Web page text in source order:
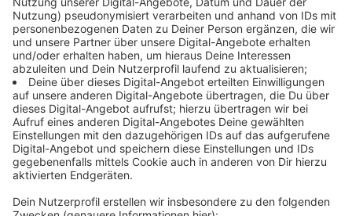
Das direkte Miteinander sollte auf dem Pausenhof im
Vordergrund stehen, nicht die Kommunikation per
Handy. So sieht das die GEW im Kreis Viersen. Im
Unterricht könne man stattdessen auf vorhandene
Tablets zurückgreifen, um den Kindern die Chancen
digitaler Medien näherzubringen. Das Schulminsterium
sieht vor, dass Grundschulen konkrete Regeln für die
Handynutzung entwickeln. Die GEW hält es für wichtig,
Eltern und Schüler dabei mit einzubeziehen.